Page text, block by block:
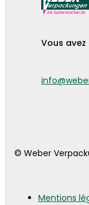
Vous
© Weber
Mentions